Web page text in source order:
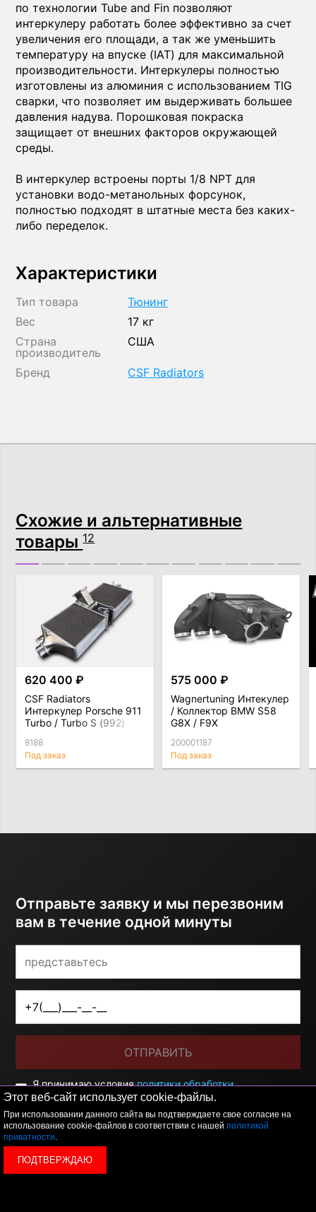
Этот веб-сайт использует cookie-файлы.
При использовании данного сайта вы подтверждаете свое согласие на
использование cookie-файлов в соответствии с нашей политикой
приватности.
ПОДТВЕРЖДАЮ
по технологии Tube and Fin позволяют
интеркулеру работать более эффективно за счет
увеличения его площади, а так же уменьшить
температуру на впуске (IAT) для максимальной
производительности. Интеркулеры полностью
изготовлены из алюминия с использованием TIG
сварки, что позволяет им выдерживать большее
давления надува. Порошковая покраска
защищает от внешних факторов окружающей
среды.
В интеркулер встроены порты 1/8 NPT для
установки водо-метанольных форсунок,
полностью подходят в штатные места без каких-
либо переделок.
Характеристики
Тип товара
Тюнинг
Вес
17 кг
Страна
производитель
США
Бренд CSF Radiators
Схожие и альтернативные
товары12
620 400 ₽
CSF Radiators
Интеркулер Porsche 911
Turbo / Turbo S (992)
8188
Под заказ
575 000 ₽
Wagnertuning Интекулер
/ Коллектор BMW S58
G8X / F9X
200001187
Под заказ
Отправьте заявку и мы перезвоним
вам в течение одной минуты
ОТПРАВИТЬ
Я принимаю условияполитики обработки
персональных данных